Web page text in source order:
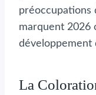
préoccupations
marquent 2026
développement
La